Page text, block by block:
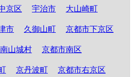
京区 宇治市 大山崎町
市 久御山町 京都市下京区
南山城村 京都市南区
京丹波町 京都市右京区